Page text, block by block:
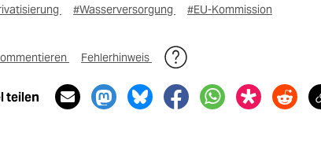
#Wasserversorgung #EU-Kommission
Fehlerhinweis
teilen